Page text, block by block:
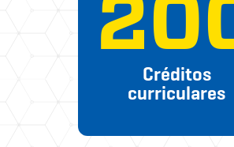
Créditos
curriculares